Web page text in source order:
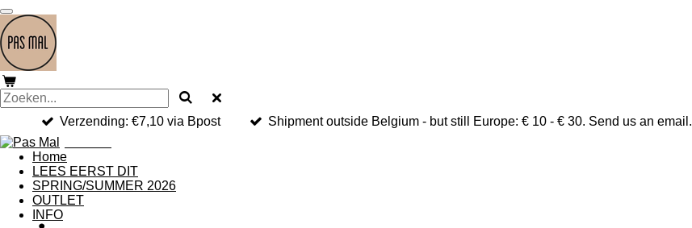
Ga
direct
naar
de
hoofdinhoud
Verzending: €7,10 via Bpost Shipment outside Belgium - but still Europe: € 10 - € 30. Send us an email.
Home
LEES EERST DIT
SPRING/SUMMER 2026
OUTLET
INFO